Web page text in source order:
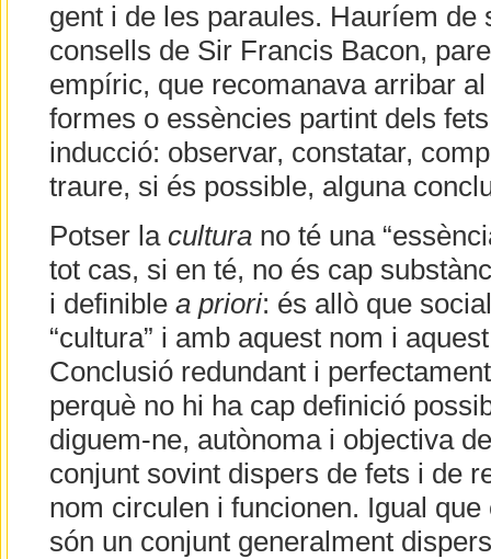
gent i de les paraules. Hauríem de
consells de Sir Francis Bacon,
empíric, que recomanava arribar
formes o essències partint dels
inducció: observar, constatar,
traure, si és possible, alguna
Potser la culturano té una
tot cas, si en té, no és cap
i definible a priori: és allò que
“cultura” i amb aquest nom i
Conclusió redundant i
perquè no hi ha cap definició
diguem-ne, autònoma i objectiva
conjunt sovint dispers de fets i de
nom circulen i funcionen. Igual que
són un conjunt generalment